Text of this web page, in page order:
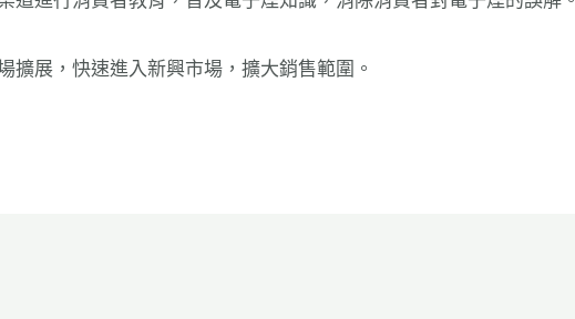
擴展，快速進入新興市場，擴大銷售範圍。